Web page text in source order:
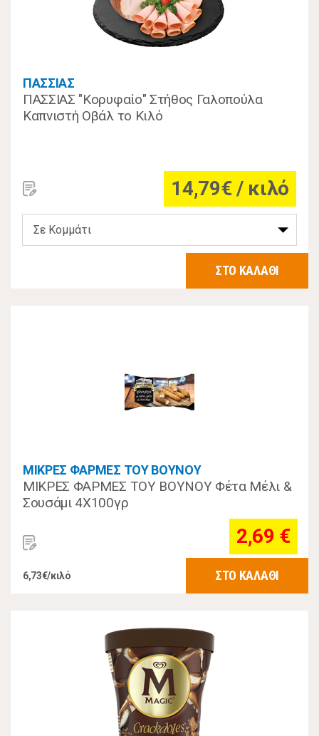
ΠΑΣΣΙΑΣ
ΠΑΣΣΙΑΣ "Κορυφαίο" Στήθος Γαλοπούλα
Καπνιστή Οβάλ το Κιλό
14,79€ / κιλό
ΣΤΟ ΚΑΛΑΘΙ
ΜΙΚΡΕΣ ΦΑΡΜΕΣ ΤΟΥ ΒΟΥΝΟΥ
ΜΙΚΡΕΣ ΦΑΡΜΕΣ ΤΟΥ ΒΟΥΝΟΥ Φέτα Μέλι &
Σουσάμι 4Χ100γρ
2,69 €
6,73€/κιλό ΣΤΟ ΚΑΛΑΘΙ